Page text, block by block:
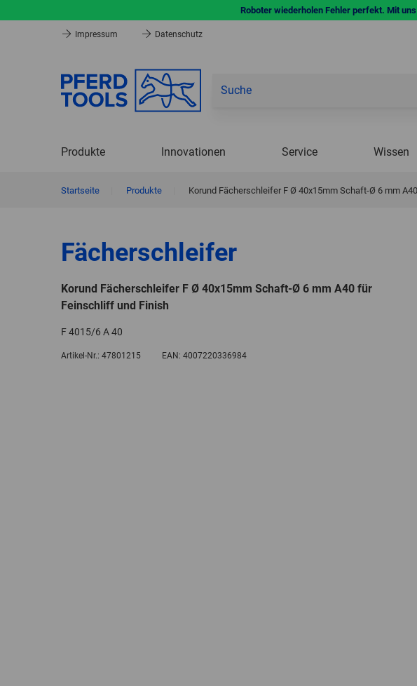
Roboter wiederholen Fehler perfekt. Mit
Impressum Datenschutz
Produkte Innovationen Service Wissen
Startseite Produkte Korund Fächerschleifer F Ø 40x15mm Schaft-Ø 6 mm
Fächerschleifer
Korund Fächerschleifer F Ø 40x15mm Schaft-Ø 6 mm A40 für
Feinschliff und Finish
F 4015/6 A 40
Artikel-Nr.: 47801215 EAN: 4007220336984